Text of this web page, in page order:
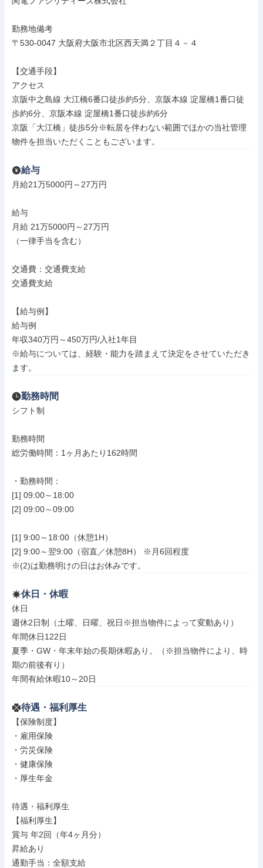
勤務地備考
〒530-0047 大阪府大阪市北区西天満２丁目４－４
【交通手段】
アクセス
京阪中之島線 大江橋6番口徒歩約5分、京阪本線 淀屋橋1番口徒
歩約6分、京阪本線 淀屋橋1番口徒歩約6分
京阪「大江橋」徒歩5分※転居を伴わない範囲でほかの当社管理
物件を担当いただくこともございます。
給与
月給21万5000円～27万円
給与
月給 21万5000円～27万円
（一律手当を含む）
交通費：交通費支給
交通費支給
【給与例】
給与例
年収340万円～450万円/入社1年目
※給与については、経験・能力を踏まえて決定をさせていただき
ます。
勤務時間
シフト制
勤務時間
総労働時間：1ヶ月あたり162時間
・勤務時間：
[1] 09:00～18:00
[2] 09:00～09:00
[1] 9:00～18:00（休憩1H）
[2] 9:00～翌9:00（宿直／休憩8H） ※月6回程度
※(2)は勤務明けの日はお休みです。
休日・休暇
休日
週休2日制（土曜、日曜、祝日※担当物件によって変動あり）
年間休日122日
夏季・GW・年末年始の長期休暇あり。（※担当物件により、時
期の前後有り）
年間有給休暇10～20日
待遇・福利厚生
【保険制度】
・雇用保険
・労災保険
・健康保険
・厚生年金
待遇・福利厚生
【福利厚生】
賞与 年2回（年4ヶ月分）
昇給あり
通勤手当：全額支給